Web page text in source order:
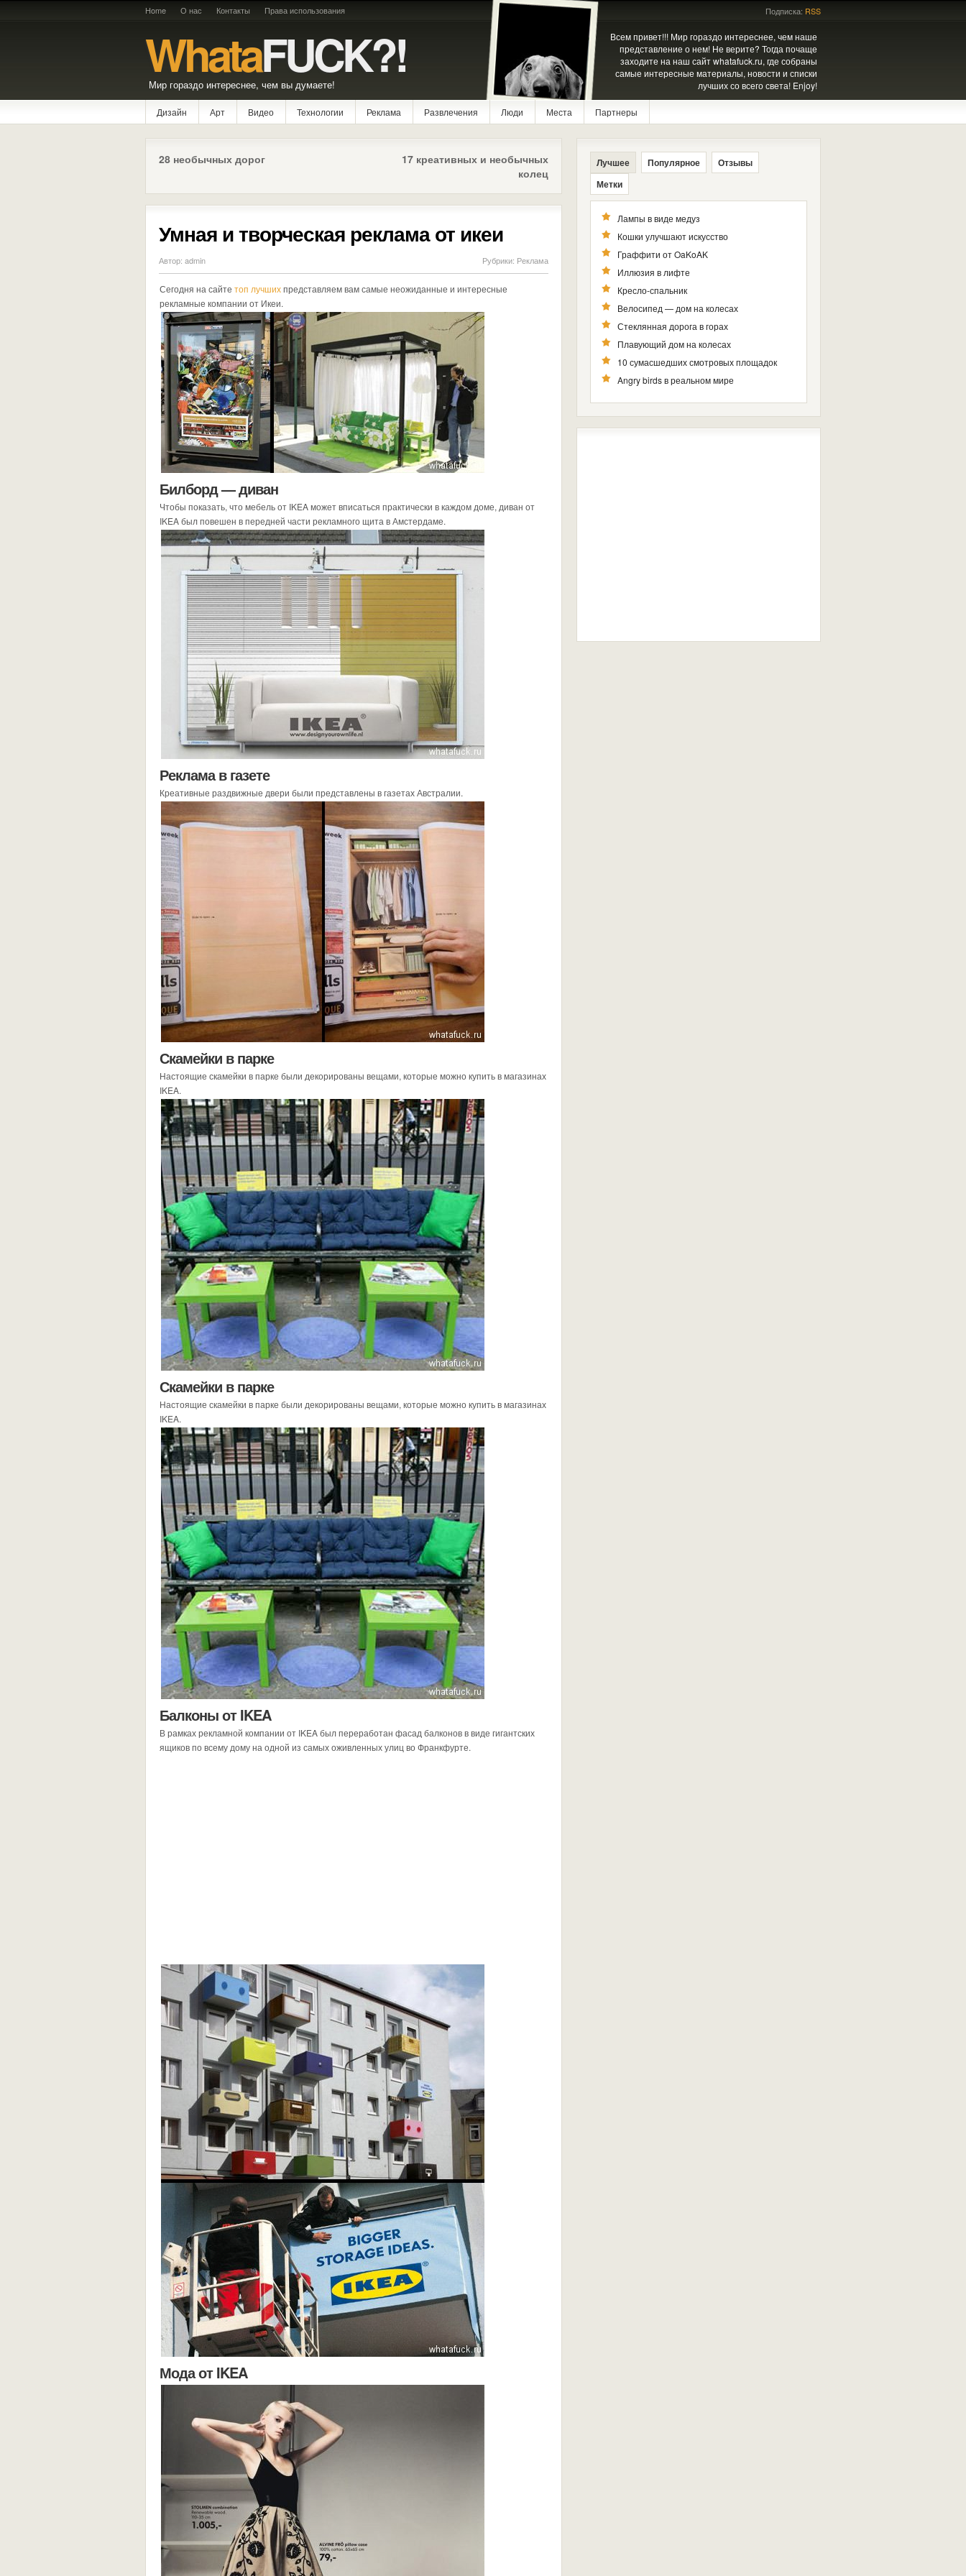
Home О нас Контакты Права использования
WhataFUCK?!
Мир гораздо интереснее, чем вы думаете!
Подписка: RSS
Всем привет!!! Мир гораздо интереснее, чем наше
представление о нем! Не верите? Тогда почаще
заходите на наш сайт whatafuck.ru, где собраны
самые интересные материалы, новости и списки
лучших со всего света! Enjoy!
Дизайн Арт Видео Технологии Реклама Развлечения Люди Места Партнеры
17 креативных и необычных
колец
28 необычных дорог
Умная и творческая реклама от икеи
Автор: admin Рубрики: Реклама
Сегодня на сайте топ лучшихпредставляем вам самые неожиданные и интересные
рекламные компании от Икеи.
Билборд — диван
Чтобы показать, что мебель от IKEA может вписаться практически в каждом доме, диван от
IKEA был повешен в передней части рекламного щита в Амстердаме.
Реклама в газете
Креативные раздвижные двери были представлены в газетах Австралии.
Скамейки в парке
Настоящие скамейки в парке были декорированы вещами, которые можно купить в магазинах
IKEA.
Скамейки в парке
Настоящие скамейки в парке были декорированы вещами, которые можно купить в магазинах
IKEA.
Балконы от IKEA
В рамках рекламной компании от IKEA был переработан фасад балконов в виде гигантских
ящиков по всему дому на одной из самых оживленных улиц во Франкфурте.
Мода от IKEA
Лучшее Популярное
Отзывы
Метки
Лампы в виде медуз
Кошки улучшают искусство
Граффити от OaKoAK
Иллюзия в лифте
Кресло-спальник
Велосипед — дом на колесах
Стеклянная дорога в горах
Плавующий дом на колесах
10 сумасшедших смотровых площадок
Angry birds в реальном мире